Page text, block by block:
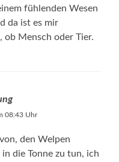
fühlenden Wesen
da ist es mir
ob Mensch oder Tier.
08:43 Uhr
den Welpen
die Tonne zu tun, ich